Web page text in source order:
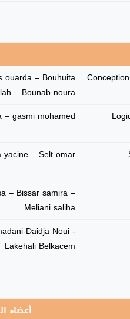
ouarda – Bouhuita
– Bounab noura
– gasmi mohamed
– Selt omar
– Bissar samira –
Meliani saliha .
Daidja Noui -
Lakehali Belkacem
أعضاء